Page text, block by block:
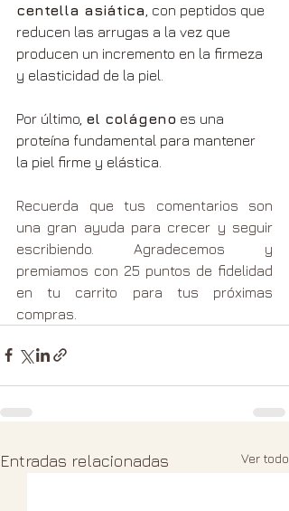
centella asiática , con peptidos que
reducen las arrugas a la vez que
producen un incremento en la firmeza
y elasticidad de la piel.
Por último, el colágeno es una
proteína fundamental para mantener
la piel firme y elástica.
Recuerda que tus comentarios son
una gran ayuda para crecer y seguir
escribiendo. Agradecemos y
premiamos con 25 puntos de fidelidad
en tu carrito para tus próximas
compras.
Entradas relacionadas Ver todo